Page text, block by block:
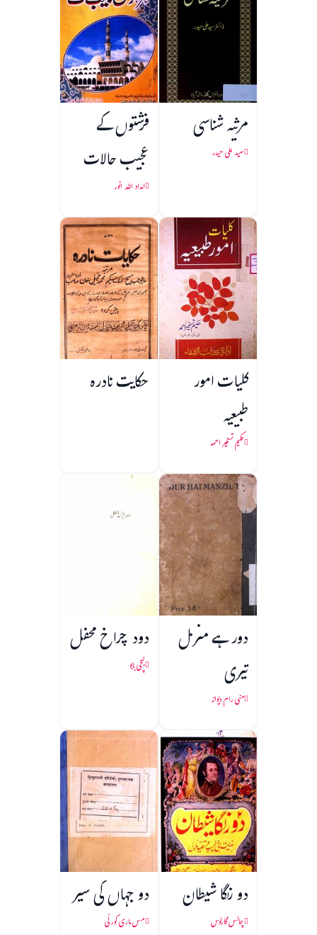
مرثیہ شناسی
سید علی حیدر
فرشتوں کے
عجیب حالات
امداد اللہ انور
کلیات امور
طبیعیہ
حکیم تسخیر احمد
حکایت نادرہ
دور ہے منزل
تیری
منی رام دیوانہ
دود چراخ محفل
بُچّی بابو
دو رنگا شیطان
چالس گارلوس
دو جہاں کی سیر
مس ماری کورلّی